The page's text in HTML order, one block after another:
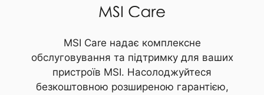
MSI Care надає комплексне
обслуговування та підтримку для ваших
пристроїв MSI. Насолоджуйтеся
безкоштовною розширеною гарантією,